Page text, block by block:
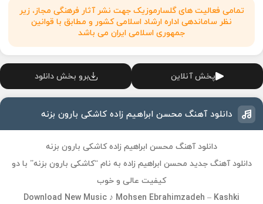
تمامی فعالیت های گلسارموزیک جهت نشر آثار فرهنگی مجاز، زیر
نظر ساماندهی اداره ارشاد اسلامی کشور و مطابق با قوانین
جمهوری اسلامی ایران می باشد
پخش آنلاین برو بخش دانلود
دانلود آهنگ محسن ابراهیم زاده کاشکی بارون بزنه
دانلود آهنگ محسن ابراهیم زاده کاشکی بارون بزنه
دانلود آهنگ جدید محسن ابراهیم زاده به نام “کاشکی بارون بزنه” با دو
کیفیت عالی و خوب
Download New Music ♪ Mohsen Ebrahimzadeh – Kashki